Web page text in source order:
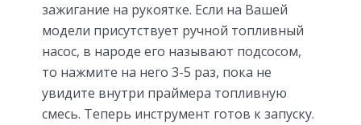
зажигание на рукоятке. Если на Вашей
модели присутствует ручной топливный
насос, в народе его называют подсосом,
то нажмите на него 3-5 раз, пока не
увидите внутри праймера топливную
смесь. Теперь инструмент готов к запуску.